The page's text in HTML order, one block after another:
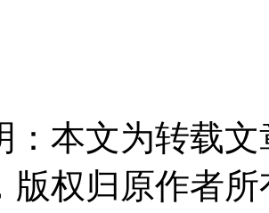
：本文为转载
版权归原作者